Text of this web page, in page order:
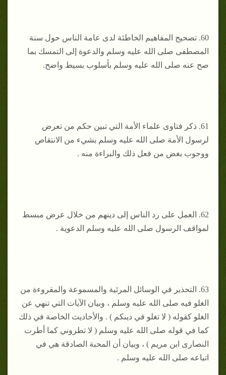
60. تصحيح المفاهيم الخاطئة لدى عامة الناس حول سنة
المصطفى صلى الله عليه وسلم والدعوة إلى التمسك بما
صح عنه صلى الله عليه وسلم بأسلوب بسيط واضح.
61. ‌ذكر فتاوى علماء الأمة التي تبين حكم من تعرض
لرسول الأمة صلى الله عليه وسلم بشيء من الانتقاص
ووجوب بغض من فعل ذلك والبراءة منه .
62. ‌العمل على رد الناس إلى دينهم من خلال عرض مبسط
لمواقف الرسول صلى الله عليه وسلم الدعوية .
63. ‌التحذير في الوسائل المرئية والمسموعة والمقروءة من
الغلو فيه صلى الله عليه وسلم ، وبيان الآيات التي تنهي عن
الغلو كقوله ( لا تغلو في دينكم ) . والأحاديث الخاصة في ذلك
كما في قوله صلى الله عليه وسلم ( لا تطروني كما أطرت
النصارى ابن مريم ) ، وبيان أن المحبة الصادقة هي في
اتباعه صلى الله عليه وسلم .